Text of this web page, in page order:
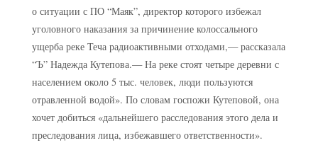
о ситуации с ПО “Маяк”, директор которого избежал
уголовного наказания за причинение колоссального
ущерба реке Теча радиоактивными отходами,— рассказала
“Ъ” Надежда Кутепова.— На реке стоят четыре деревни с
населением около 5 тыс. человек, люди пользуются
отравленной водой». По словам госпожи Кутеповой, она
хочет добиться «дальнейшего расследования этого дела и
преследования лица, избежавшего ответственности».